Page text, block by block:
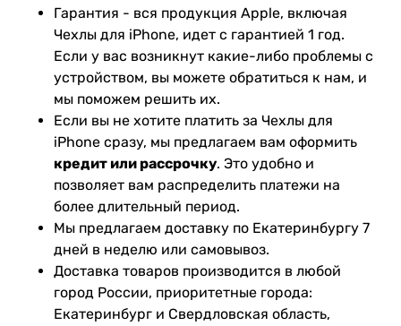
Гарантия - вся продукция Apple, включая
Чехлы для iPhone, идет с гарантией 1 год.
Если у вас возникнут какие-либо проблемы с
устройством, вы можете обратиться к нам, и
мы поможем решить их.
Если вы не хотите платить за Чехлы для
iPhone сразу, мы предлагаем вам оформить
кредит или рассрочку. Это удобно и
позволяет вам распределить платежи на
более длительный период.
Мы предлагаем доставку по Екатеринбургу 7
дней в неделю или самовывоз.
Доставка товаров производится в любой
город России, приоритетные города:
Екатеринбург и Свердловская область,